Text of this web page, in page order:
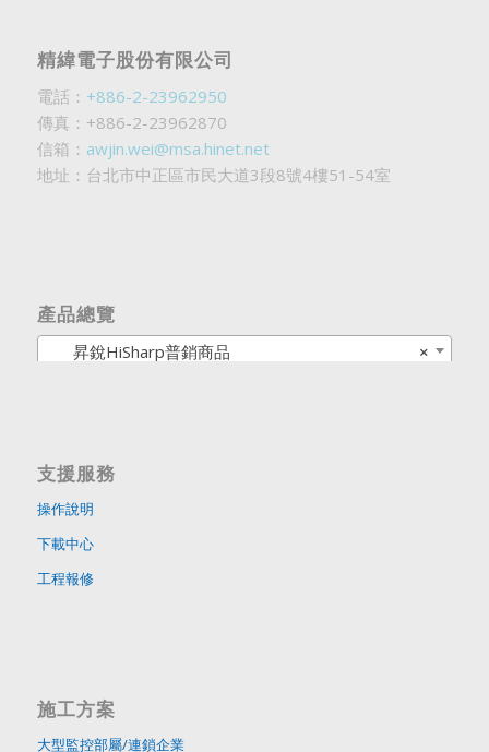
精緯電子股份有限公司
電話： +886-2-23962950
傳真：+886-2-23962870
信箱： awjin.wei@msa.hinet.net
地址：台北市中正區市民大道3段8號4樓51-54室
產品總覽
×
昇銳HiSharp普銷商品
支援服務
操作說明
下載中心
工程報修
施工方案
大型監控部屬/連鎖企業